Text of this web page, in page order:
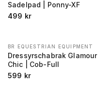
Sadelpad | Ponny-XF
499 kr
BR EQUESTRIAN EQUIPMENT
Dressyrschabrak Glamour
Chic | Cob-Full
599 kr